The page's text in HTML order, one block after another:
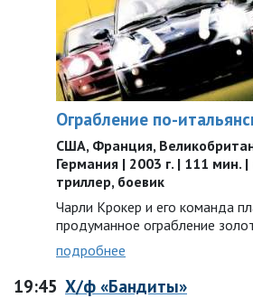
Ограбление по-
США, Франция,
Германия | 2003 г. | 111 мин.
триллер, боевик
Чарли Крокер и его команда
продуманное ограбление
подробнее
19:45 Х/ф «Бандиты»